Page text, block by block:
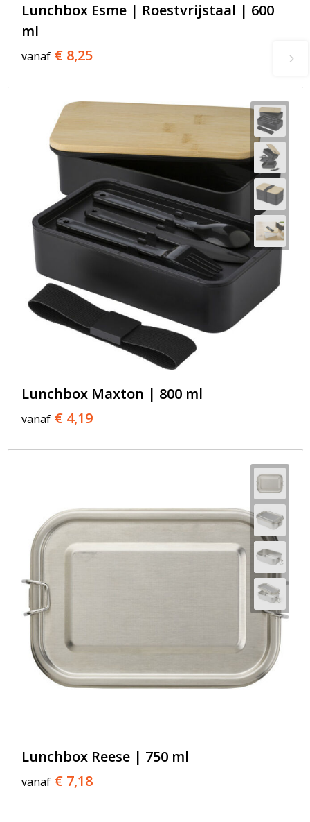
Lunchbox Esme | Roestvrijstaal | 600
ml
vanaf € 8,25
Lunchbox Maxton | 800 ml
vanaf € 4,19
Lunchbox Reese | 750 ml
vanaf € 7,18